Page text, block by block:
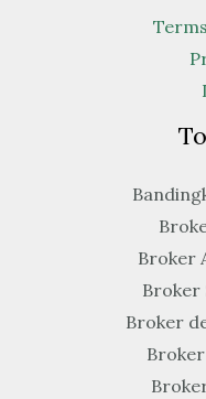
Broker
Broker
Broker